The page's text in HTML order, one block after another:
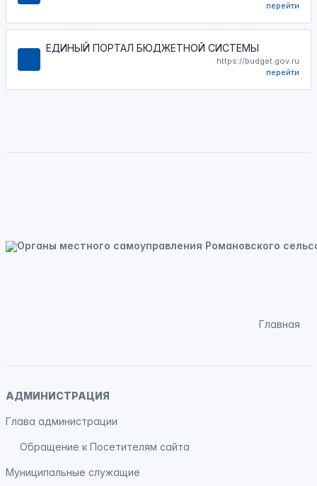
перейти
ЕДИНЫЙ ПОРТАЛ БЮДЖЕТНОЙ СИСТЕМЫ
https://budget.gov.ru
перейти
Главная
АДМИНИСТРАЦИЯ
Глава администрации
Обращение к Посетителям сайта
Муниципальные служащие